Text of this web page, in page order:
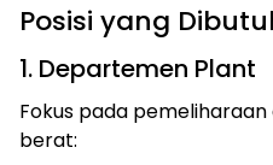
Posisi yang
1. Departemen Plant
Fokus pada
berat: